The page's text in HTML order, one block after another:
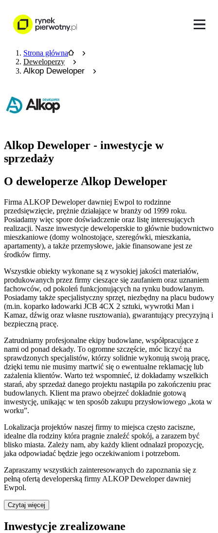
Strona główna
Deweloperzy
Alkop Deweloper
Alkop Deweloper - inwestycje w
sprzedaży
O deweloperze Alkop Deweloper
Firma ALKOP Deweloper dawniej Ewpol to rodzinne
przedsięwzięcie, prężnie działające w branży od 1999 roku.
Posiadamy więc spore doświadczenie oraz listę interesujących
realizacji. Nasze inwestycje deweloperskie to głównie budownictwo
mieszkaniowe (domy wolnostojące, szeregówki, mieszkania,
apartamenty), a także przemysłowe, jakie finansowane jest ze
środków firmy.
Wszystkie obiekty wykonane są z wysokiej jakości materiałów,
produkowanych przez firmy cieszące się zaufaniem oraz uznaniem
fachowców, od pokoleń funkcjonujących na rynku budowlanym.
Posiadamy także specjalistyczny sprzęt, niezbędny na placu budowy
(m.in. koparko ładowarki JCB 4CX 2 sztuki, wywrotki Man i
Kamaz, dźwig oraz własne rusztowania), gwarantujący precyzyjną i
bezpieczną pracę.
Zatrudniamy profesjonalne ekipy budowlane, współpracujące z
nami od ponad dekady. To ogromne szczęście, móc liczyć na
sprawdzonych specjalistów, którzy solidnie wykonują swoją pracę,
dzięki temu nie musimy martwić się o ewentualne reklamację lub
zażalenia klientów. Warto też wspomnieć, iż dokładamy wszelkich
starań, aby sprzedaż danego projektu nastąpiła po zakończeniu prac
budowlanych. Klient ma prawo obejrzeć dokładnie gotową
inwestycję, unikając w ten sposób zakupu przysłowiowego „kota w
worku”.
Lokalizacja projektów naszej firmy to miejsca często zaciszne,
idealne dla rodziny która pragnie znaleźć spokój, a zarazem być
blisko miasta. Zależy nam, aby każdy klient odnalazł propozycję,
jaka odpowiadać będzie jego oczekiwaniom i potrzebom.
Zapraszamy wszystkich zainteresowanych do zapoznania się z
pełną ofertą developerską firmy ALKOP Deweloper dawniej
Ewpol.
Czytaj więcej
Inwestycje zrealizowane